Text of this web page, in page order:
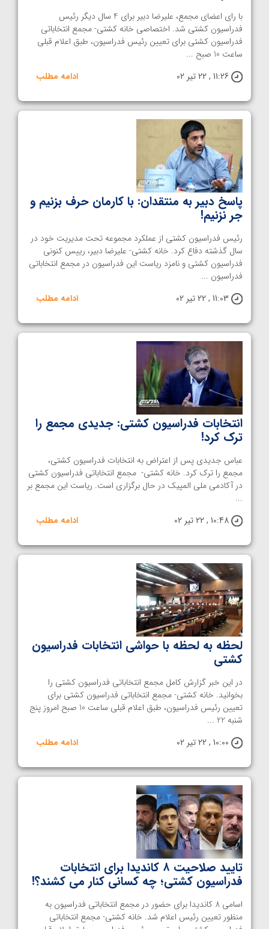
با رای اعضای مجمع، علیرضا دبیر برای 4 سال دیگر رئیس
فدراسیون کشتی شد. اختصاصی خانه کشتی- مجمع انتخاباتی
فدراسیون کشتی برای تعیین رئیس فدراسیون، طبق اعلام قبلی
ساعت 10 صبح ...
11:26 , 22 تیر 02
ادامه مطلب
پاسخ دبیر به منتقدان: با کارمان حرف بزنیم و
جر نزنیم!
رئیس فدراسیون کشتی از عملکرد مجموعه تحت مدیریت خود در
سال گذشته دفاع کرد. خانه کشتی- علیرضا دبیر، رییس کنونی
فدراسیون کشتی و نامزد ریاست این فدراسیون در مجمع انتخاباتی
فدراسیون ...
11:03 , 22 تیر 02
ادامه مطلب
انتخابات فدراسیون کشتی: جدیدی مجمع را
ترک کرد!
عباس جدیدی پس از اعتراض به انتخابات فدراسیون کشتی،
مجمع را ترک کرد. خانه کشتی- مجمع انتخاباتی فدراسیون کشتی
در آکادمی ملی المپیک در حال برگزاری است. ریاست این مجمع بر
...
10:48 , 22 تیر 02
ادامه مطلب
لحظه به لحظه با حواشی انتخابات فدراسیون
کشتی
در این خبر گزارش کامل مجمع انتخاباتی فدراسیون کشتی را
بخوانید. خانه کشتی- مجمع انتخاباتی فدراسیون کشتی برای
تعیین رئیس فدراسیون، طبق اعلام قبلی ساعت 10 صبح امروز پنج
شنبه 22 ...
10:00 , 22 تیر 02
ادامه مطلب
تایید صلاحیت ۸ کاندیدا برای انتخابات
فدراسیون کشتی؛ چه کسانی کنار می کشند؟!
اسامی 8 کاندیدا برای حضور در مجمع انتخاباتی فدراسیون به
منظور تعیین رئیس اعلام شد. خانه کشتی- مجمع انتخاباتی